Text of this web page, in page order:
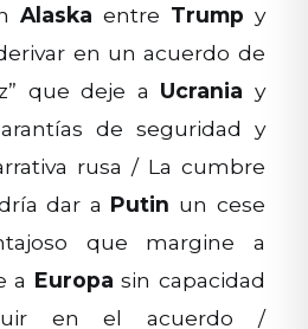
Alaska entre Trump y
en un acuerdo de
que deje a Ucrania y
de seguridad y
rusa / La cumbre
dar a Putin un cese
que margine a
a Europa sin capacidad
en el acuerdo /